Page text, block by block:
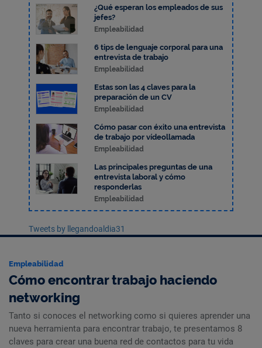
¿Qué esperan los empleados de sus
jefes?
Empleabilidad
6 tips de lenguaje corporal para una
entrevista de trabajo
Empleabilidad
Estas son las 4 claves para la
preparación de un CV
Empleabilidad
Cómo pasar con éxito una entrevista
de trabajo por vídeollamada
Empleabilidad
Las principales preguntas de una
entrevista laboral y cómo
responderlas
Empleabilidad
Tweets by llegandoaldia31
Empleabilidad
Cómo encontrar trabajo haciendo
networking
Tanto si conoces el networking como si quieres aprender una
nueva herramienta para encontrar trabajo, te presentamos 8
claves para crear una buena red de contactos para tu vida